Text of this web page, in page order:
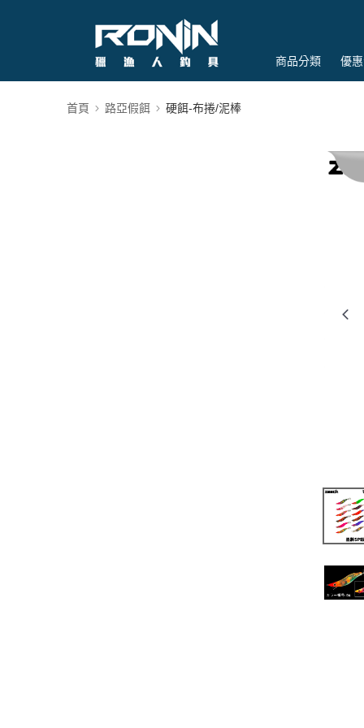
商品分類 優
首頁 路亞假餌 硬餌-布捲/泥棒